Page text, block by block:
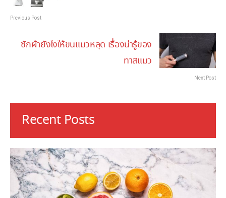
Previous Post
ซักผ้ายังไงให้ขนแมวหลุด เรื่องน่ารู้ของ
ทาสแมว
Next Post
Recent Posts